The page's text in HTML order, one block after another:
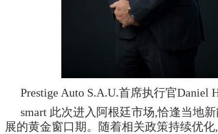
Prestige Auto S.A.U.首席执行官Daniel
smart 此次进入阿根廷市场,恰逢当地
展的黄金窗口期。随着相关政策持续优